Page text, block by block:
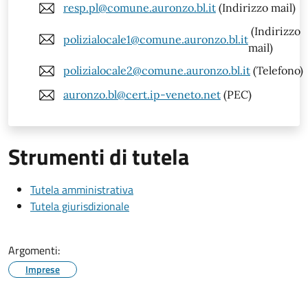
resp.pl@comune.auronzo.bl.it (Indirizzo mail)
polizialocale1@comune.auronzo.bl.it
(Indirizzo
mail)
polizialocale2@comune.auronzo.bl.it (Telefono)
auronzo.bl@cert.ip-veneto.net (PEC)
Strumenti di tutela
Tutela amministrativa
Tutela giurisdizionale
Argomenti:
Imprese